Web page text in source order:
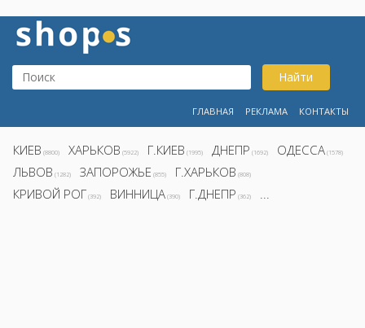
Найти
ГЛАВНАЯ РЕКЛАМА КОНТАКТЫ
КИЕВ (8800) ХАРЬКОВ (5922) Г.КИЕВ (1995) ДНЕПР (1692) ОДЕССА (1578)
ЛЬВОВ (1282) ЗАПОРОЖЬЕ (855) Г.ХАРЬКОВ (808)
КРИВОЙ РОГ (392) ВИННИЦА (390) Г.ДНЕПР (362) ...